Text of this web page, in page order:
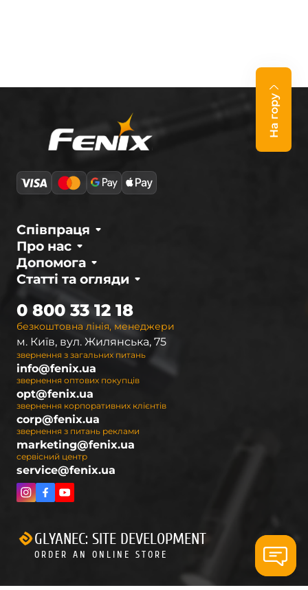
На гору
Про нас
Співпраця
Статті та огляди
Допомога
безкоштовна лінія, менеджери
0 800 33 12 18
м. Київ, вул. Жилянська, 75
звернення з загальних питань
info@fenix.ua
звернення оптових покупців
opt@fenix.ua
звернення корпоративних клієнтів
corp@fenix.ua
звернення з питань реклами
marketing@fenix.ua
сервісний центр
service@fenix.ua
GLYANEC: SITE DEVELOPMENT
ORDER AN ONLINE STORE